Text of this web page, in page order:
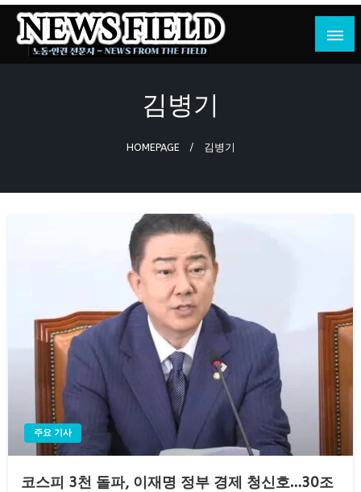
Skip
content
뉴스필드
노동·인권 전문지
김병기
HOMEPAGE 김병기
주요 기사
코스피 3천 돌파, 이재명 정부 경제 청신호…30조